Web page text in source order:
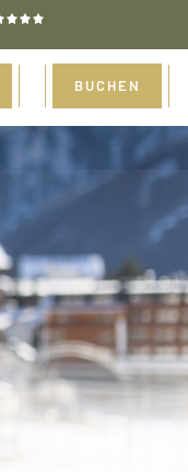
BUCHEN